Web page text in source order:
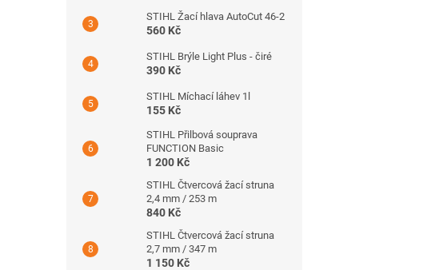
STIHL Žací hlava AutoCut 46-2
560 Kč
STIHL Brýle Light Plus - čiré
390 Kč
STIHL Míchací láhev 1l
155 Kč
STIHL Přilbová souprava
FUNCTION Basic
1 200 Kč
STIHL Čtvercová žací struna
2,4 mm / 253 m
840 Kč
STIHL Čtvercová žací struna
2,7 mm / 347 m
1 150 Kč